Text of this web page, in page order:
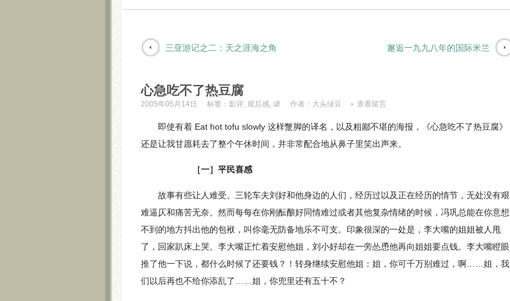
三亚游记之二：天之涯海之角 邂逅一九九八年的国际米兰
心急吃不了热豆腐
2005年05月14日 标签： 影评, 观后感, 谑 作者： 大头绿豆 查看留言
即使有着 Eat hot tofu slowly 这样蹩脚的译名，以及粗鄙不堪的海报，《心急吃不了热豆腐》
还是让我甘愿耗去了整个午休时间，并非常配合地从鼻子里笑出声来。
［一］平民喜感
故事有些让人难受。三轮车夫刘好和他身边的人们，经历过以及正在经历的情节，无处没有艰
难逼仄和痛苦无奈。然而每每在你刚酝酿好同情难过或者其他复杂情绪的时候，冯巩总能在你意想
不到的地方抖出他的包袱，叫你毫无防备地乐不可支。印象很深的一处是，李大嘴的姐姐被人甩
了，回家趴床上哭。李大嘴正忙着安慰他姐，刘小好却在一旁怂恿他再向姐姐要点钱。李大嘴瞪眼
推了他一下说，都什么时候了还要钱？！转身继续安慰他姐：姐，你可千万别难过，啊……姐，我
们以后再也不给你添乱了……姐，你兜里还有五十不？